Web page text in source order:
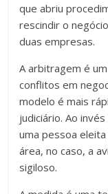
que abriu
rescindir o
duas empresas.
A arbitragem é
conflitos em
modelo é mais
judiciário. Ao
uma pessoa
área, no caso, a
sigiloso.